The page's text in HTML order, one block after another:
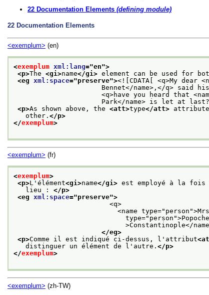
22 Documentation Elements (defining module)
22 Documentation Elements
<exemplum> (en)
<exemplum xml:lang="en">
<p>The <gi>name</gi> element can be used for
<eg xml:space="preserve"><![CDATA[ <q>My dear
Park</name> is let at
<p>As shown above, the <att>type</att> attribute
other. </p>
</exemplum>
<exemplum> (fr)
<exemplum>
<p>L'élément<gi>name</gi> est employé à la fois
lieu : </p>
<eg xml:space="preserve">
</eg>
<p>Comme il est indiqué ci-dessus, l'attribut
distinguer un élément de l'autre. </p>
</exemplum>
<exemplum> (zh-TW)